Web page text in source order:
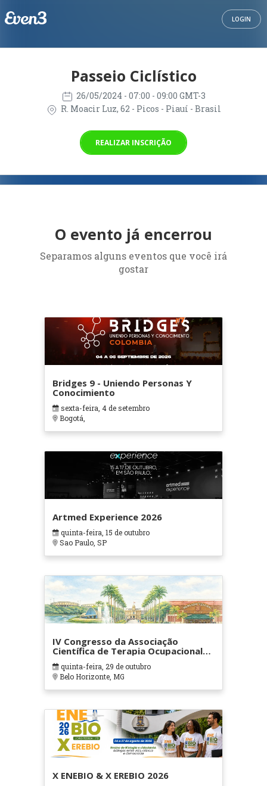
LOGIN
Passeio Ciclístico
26/05/2024 - 07:00 - 09:00 GMT-3
R. Moacir Luz, 62 - Picos - Piauí - Brasil
REALIZAR INSCRIÇÃO
O evento já encerrou
Separamos alguns eventos que você irá
gostar
Bridges 9 - Uniendo Personas Y
Conocimiento
sexta-feira, 4 de setembro
Bogotá,
Artmed Experience 2026
quinta-feira, 15 de outubro
Sao Paulo, SP
IV Congresso da Associação
Científica de Terapia Ocupacional
em Contextos Hospitalares e
Cuidados Paliativos - ATOHOSP
quinta-feira, 29 de outubro
Belo Horizonte, MG
X ENEBIO & X EREBIO 2026